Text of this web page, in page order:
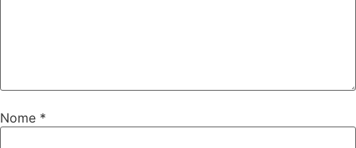
Nome *